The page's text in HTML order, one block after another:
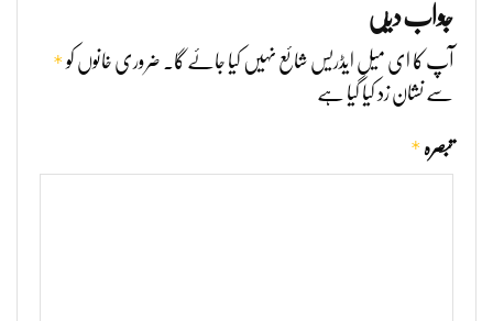
جواب دیں
آپ کا ای میل ایڈریس شائع نہیں کیا جائے گا۔ ضروری خانوں کو*
سے نشان زد کیا گیا ہے
تبصرہ *